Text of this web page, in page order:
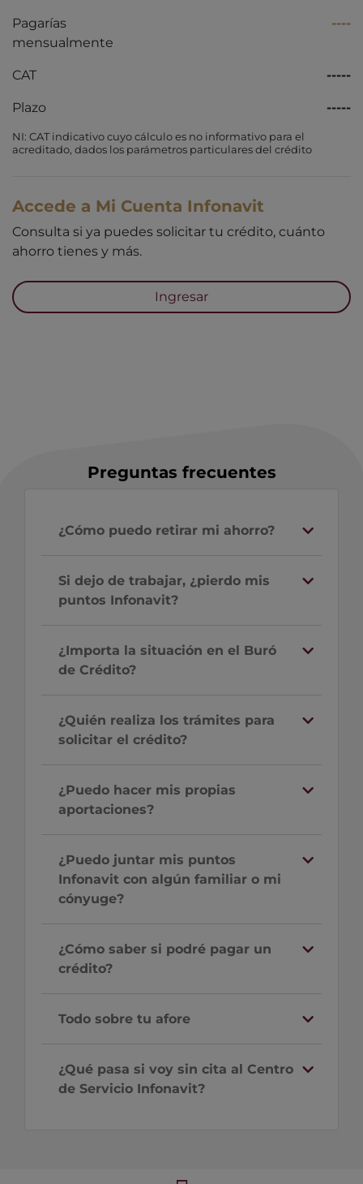
Pagarías
mensualmente
----
CAT -----
Plazo -----
NI: CAT indicativo cuyo cálculo es no informativo para el
acreditado, dados los parámetros particulares del crédito
Accede a Mi Cuenta Infonavit
Consulta si ya puedes solicitar tu crédito, cuánto
ahorro tienes y más.
Ingresar
Preguntas frecuentes
¿Cómo puedo retirar mi ahorro?
Si dejo de trabajar, ¿pierdo mis
puntos Infonavit?
¿Importa la situación en el Buró
de Crédito?
¿Quién realiza los trámites para
solicitar el crédito?
¿Puedo hacer mis propias
aportaciones?
¿Puedo juntar mis puntos
Infonavit con algún familiar o mi
cónyuge?
¿Cómo saber si podré pagar un
crédito?
Todo sobre tu afore
¿Qué pasa si voy sin cita al Centro
de Servicio Infonavit?